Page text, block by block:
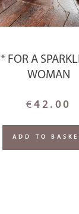
* FOR A
WOMAN
€42.00
ADD TO